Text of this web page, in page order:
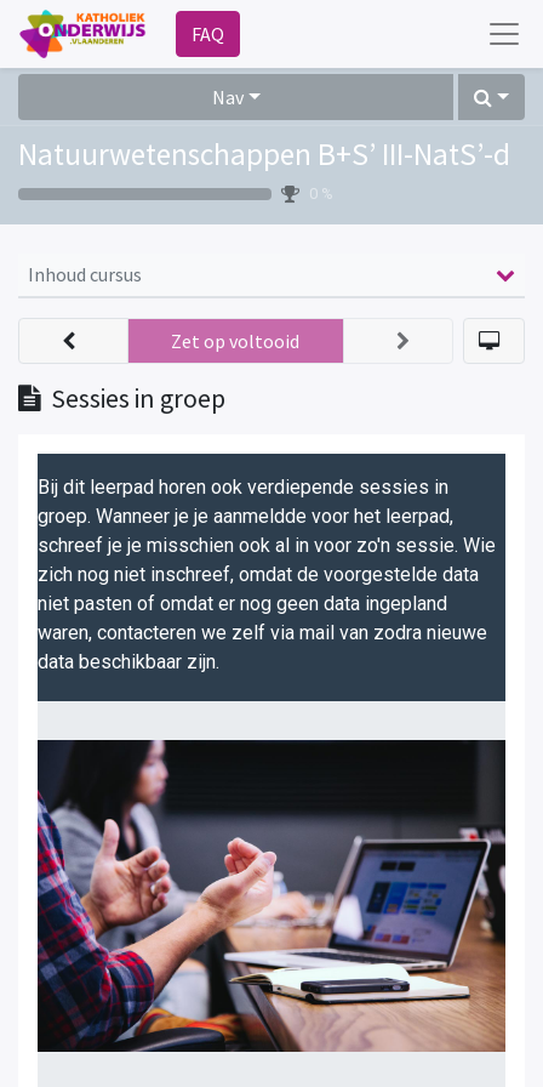
FAQ
Nav
Natuurwetenschappen B+S’ III-NatS’-d
0 %
Inhoud cursus
Sessies in groep
Zet op voltooid
Bij dit leerpad horen ook verdiepende sessies in
groep. Wanneer je je aanmeldde voor het leerpad,
schreef je je misschien ook al in voor zo'n sessie. Wie
zich nog niet inschreef, omdat de voorgestelde data
niet pasten of omdat er nog geen data ingepland
waren, contacteren we zelf via mail van zodra nieuwe
data beschikbaar zijn.